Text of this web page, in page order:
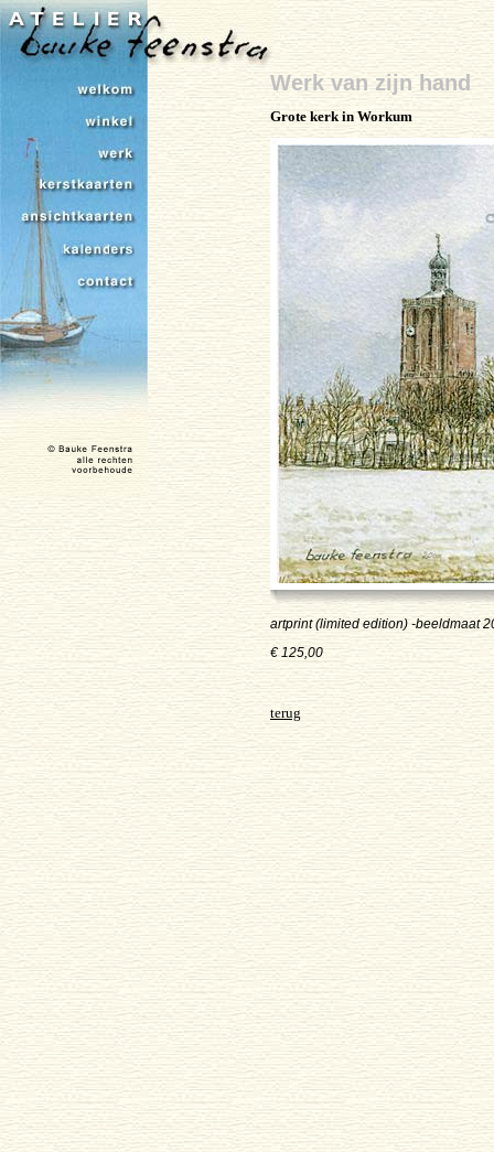
Werk van zijn hand
Grote kerk in Workum
artprint (limited edition) -beeldmaat
€ 125,00
terug